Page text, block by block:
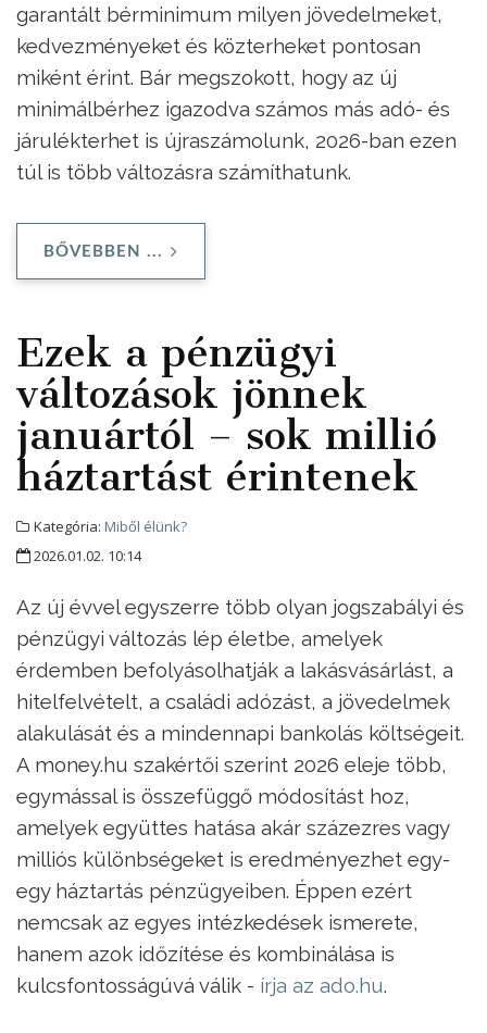
garantált bérminimum milyen jövedelmeket,
kedvezményeket és közterheket pontosan
miként érint. Bár megszokott, hogy az új
minimálbérhez igazodva számos más adó- és
járulékterhet is újraszámolunk, 2026-ban ezen
túl is több változásra számíthatunk.
BŐVEBBEN ...
Ezek a pénzügyi
változások jönnek
januártól – sok millió
háztartást érintenek
Kategória: Miből élünk?
2026.01.02. 10:14
Az új évvel egyszerre több olyan jogszabályi és
pénzügyi változás lép életbe, amelyek
érdemben befolyásolhatják a lakásvásárlást, a
hitelfelvételt, a családi adózást, a jövedelmek
alakulását és a mindennapi bankolás költségeit.
A money.hu szakértői szerint 2026 eleje több,
egymással is összefüggő módosítást hoz,
amelyek együttes hatása akár százezres vagy
milliós különbségeket is eredményezhet egy-
egy háztartás pénzügyeiben. Éppen ezért
nemcsak az egyes intézkedések ismerete,
hanem azok időzítése és kombinálása is
kulcsfontosságúvá válik - írja az ado.hu.